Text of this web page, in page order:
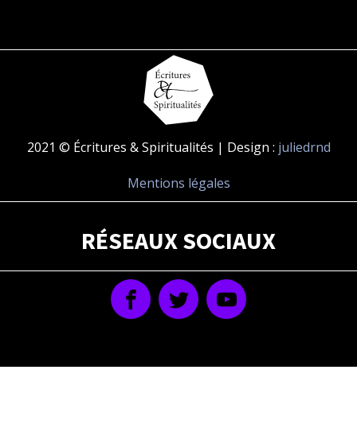
2021 © Écritures & Spiritualités | Design : juliedrnd
Mentions légales
RÉSEAUX SOCIAUX